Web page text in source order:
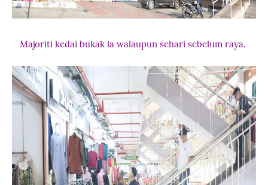
Majoriti kedai bukak la walaupun sehari sebelum raya.